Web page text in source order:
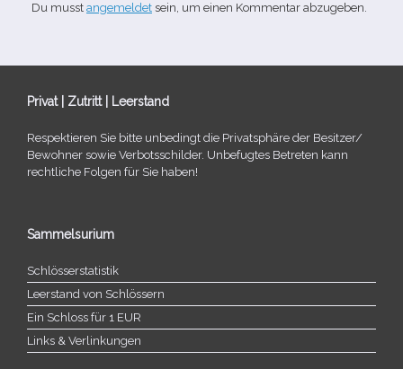
Du musst angemeldet sein, um einen Kommentar abzugeben.
Privat | Zutritt | Leerstand
Respektieren Sie bitte unbe­dingt die Privatsphäre der Besitzer/​
Bewohner sowie Verbotsschilder. Unbefugtes Betreten kann
recht­li­che Folgen für Sie haben!
Sammelsurium
Schlösserstatistik
Leerstand von Schlössern
Ein Schloss für 1 EUR
Links & Verlinkungen